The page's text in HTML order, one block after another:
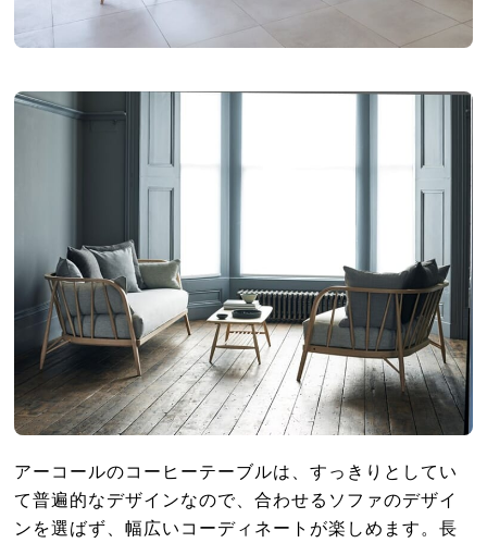
アーコールのコーヒーテーブルは、すっきりとしてい
て普遍的なデザインなので、合わせるソファのデザイ
ンを選ばず、幅広いコーディネートが楽しめます。長